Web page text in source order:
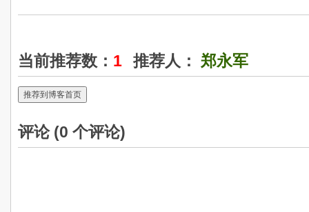
当前推荐数： 1 推荐人： 郑永军
推荐到博客首页
评论 (0 个评论)